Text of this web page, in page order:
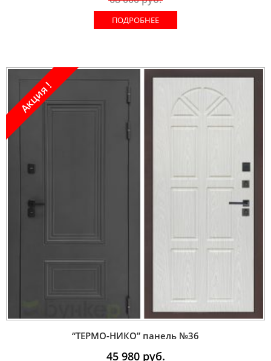
ПОДРОБНЕЕ
Акция !
“ТЕРМО-НИКО” панель №36
45 980руб.